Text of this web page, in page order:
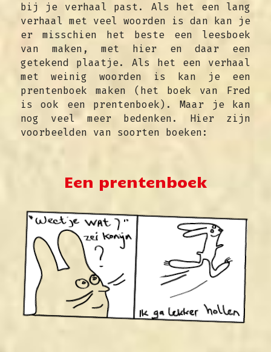
bij je verhaal past. Als het een lang
verhaal met veel woorden is dan kan je
er misschien het beste een leesboek
van maken, met hier en daar een
getekend plaatje. Als het een verhaal
met weinig woorden is kan je een
prentenboek maken (het boek van Fred
is ook een prentenboek). Maar je kan
nog veel meer bedenken. Hier zijn
voorbeelden van soorten boeken:
Een prentenboek